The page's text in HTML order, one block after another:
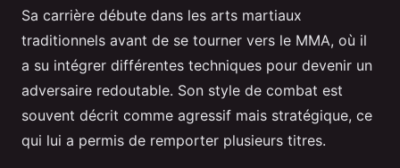
Sa carrière débute dans les arts martiaux
traditionnels avant de se tourner vers le MMA, où il
a su intégrer différentes techniques pour devenir un
adversaire redoutable. Son style de combat est
souvent décrit comme agressif mais stratégique, ce
qui lui a permis de remporter plusieurs titres.